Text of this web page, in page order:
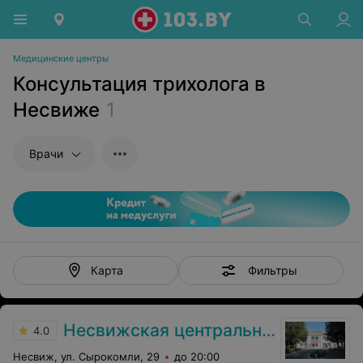
Медицинские центры
Консультация трихолога в
Несвиже 1
Врачи
Карта Фильтры
4.0 Несвижская центральная районная больница
Несвиж, ул. Сырокомли, 29 до 20:00